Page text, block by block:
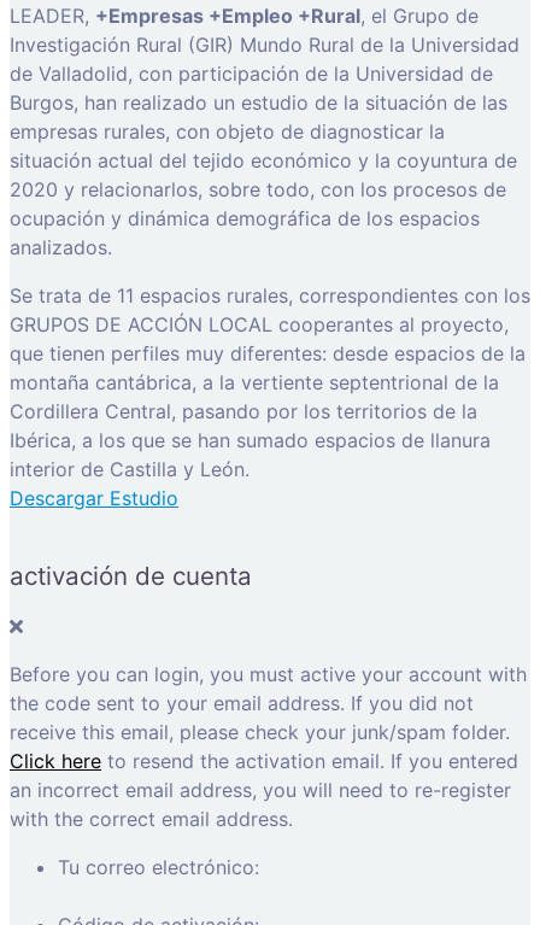
LEADER, +Empresas +Empleo +Rural, el Grupo de
Investigación Rural (GIR) Mundo Rural de la Universidad
de Valladolid, con participación de la Universidad de
Burgos, han realizado un estudio de la situación de las
empresas rurales, con objeto de diagnosticar la
situación actual del tejido económico y la coyuntura de
2020 y relacionarlos, sobre todo, con los procesos de
ocupación y dinámica demográfica de los espacios
analizados.
Se trata de 11 espacios rurales, correspondientes con los
GRUPOS DE ACCIÓN LOCAL cooperantes al proyecto,
que tienen perfiles muy diferentes: desde espacios de la
montaña cantábrica, a la vertiente septentrional de la
Cordillera Central, pasando por los territorios de la
Ibérica, a los que se han sumado espacios de llanura
interior de Castilla y León.
Descargar Estudio
activación de cuenta
Before you can login, you must active your account with
the code sent to your email address. If you did not
receive this email, please check your junk/spam folder.
Click here to resend the activation email. If you entered
an incorrect email address, you will need to re-register
with the correct email address.
Tu correo electrónico: